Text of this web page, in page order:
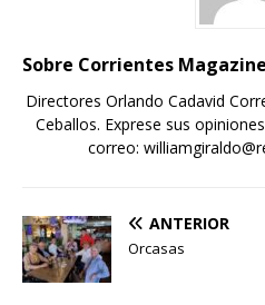
Sobre Corrientes Magazine
Directores Orlando Cadavid
Ceballos. Exprese sus
correo:
ANTERIOR
Orcasas